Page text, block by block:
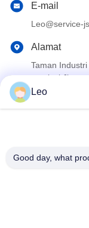
E-mail
Leo@service-
Alamat
Taman
provinsi
Cina Kualitas Baik
Leo
Good day, what